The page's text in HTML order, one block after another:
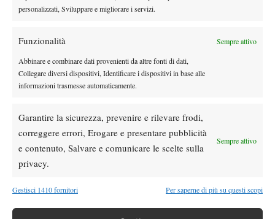
personalizzati, Sviluppare e migliorare i servizi.
Funzionalità Sempre attivo
Abbinare e combinare dati provenienti da altre fonti di dati,
Collegare diversi dispositivi, Identificare i dispositivi in base alle
informazioni trasmesse automaticamente.
Garantire la sicurezza, prevenire e rilevare frodi,
correggere errori, Erogare e presentare pubblicità
e contenuto, Salvare e comunicare le scelte sulla
privacy.
Sempre attivo
Gestisci 1410 fornitori Per saperne di più su questi scopi
Massimo Giunta, che si arrende ad un passo dal titolo nel 15.000
Non solo Sinner, Musetti e Paolini: il tennis italiano, in questo
periodo, può vantare anche i successi dei suoi interpreti nei
tornei minori, confermando la vivacità e la profondità di un
movimento in continua crescita.